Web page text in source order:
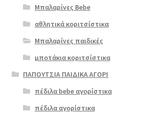
Μπαλαρίνες Bebe
αθλητικά κοριτσίστικα
Μπαλαρίνες παιδικές
μποτάκια κοριτσίστικα
ΠΑΠΟΥΤΣΙΑ ΠΑΙΔΙΚΑ ΑΓΟΡΙ
πέδιλα bebe αγορίστικα
πέδιλα αγορίστικα